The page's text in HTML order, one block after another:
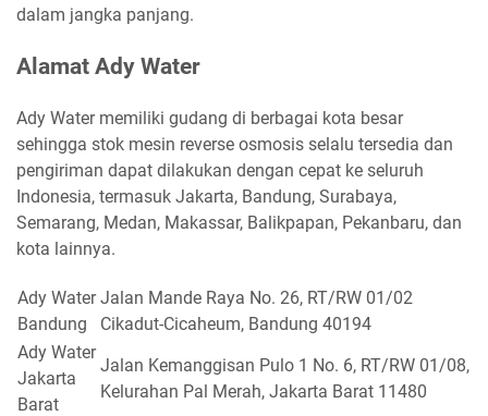
dalam jangka panjang.
Alamat Ady Water
Ady Water memiliki gudang di berbagai kota besar
sehingga stok mesin reverse osmosis selalu tersedia dan
pengiriman dapat dilakukan dengan cepat ke seluruh
Indonesia, termasuk Jakarta, Bandung, Surabaya,
Semarang, Medan, Makassar, Balikpapan, Pekanbaru, dan
kota lainnya.
Ady Water
Bandung
Jalan Mande Raya No. 26, RT/RW 01/02
Cikadut-Cicaheum, Bandung 40194
Ady Water
Jakarta
Barat
Jalan Kemanggisan Pulo 1 No. 6, RT/RW 01/08,
Kelurahan Pal Merah, Jakarta Barat 11480